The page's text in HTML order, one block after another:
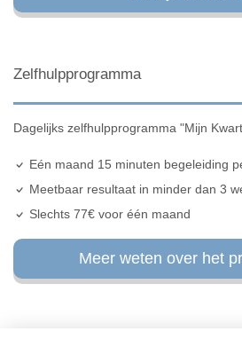
Zelfhulpprogramma
Dagelijks zelfhulpprogramma "Mijn
Eén maand 15 minuten begeleiding
Meetbaar resultaat in minder dan 3
Slechts 77€ voor één maand
Meer weten over het